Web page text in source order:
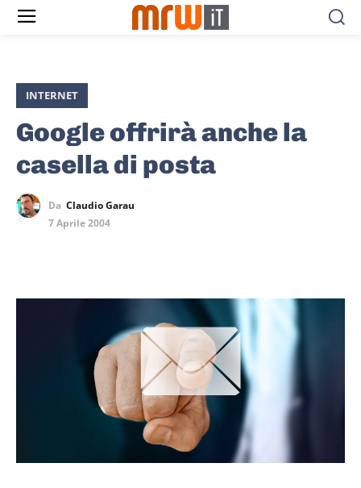
INTERNET
Google offrirà anche la
casella di posta
Da Claudio Garau
7 Aprile 2004